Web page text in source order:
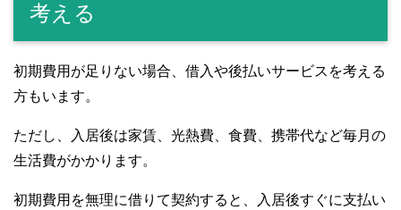
考える
初期費用が足りない場合、借入や後払いサービスを考える
方もいます。
ただし、入居後は家賃、光熱費、食費、携帯代など毎月の
生活費がかかります。
初期費用を無理に借りて契約すると、入居後すぐに支払い